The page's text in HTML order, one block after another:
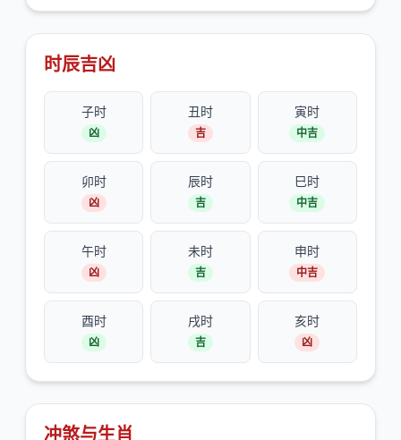
时辰吉凶
子时
凶
丑时
吉
寅时
中吉
卯时
凶
辰时
吉
巳时
中吉
午时
凶
未时
吉
申时
中吉
酉时
凶
戌时
吉
亥时
凶
冲煞与生肖